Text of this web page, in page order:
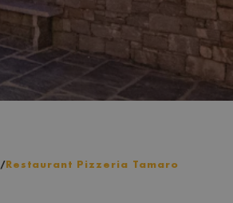
/Restaurant Pizzeria Tamaro